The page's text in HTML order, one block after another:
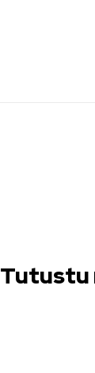
Tutustu